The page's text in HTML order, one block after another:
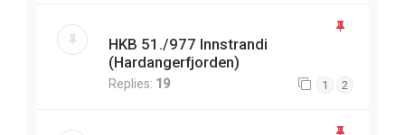
HKB 51./977 Innstrandi
(Hardangerfjorden)
Replies: 19 1 2